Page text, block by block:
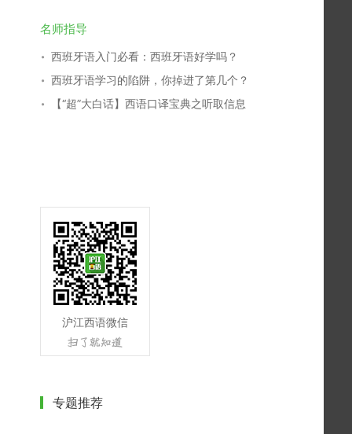
名师指导
西班牙语入门必看：西班牙语好学吗？
西班牙语学习的陷阱，你掉进了第几个？
【“超”大白话】西语口译宝典之听取信息
沪江西语微信
专题推荐